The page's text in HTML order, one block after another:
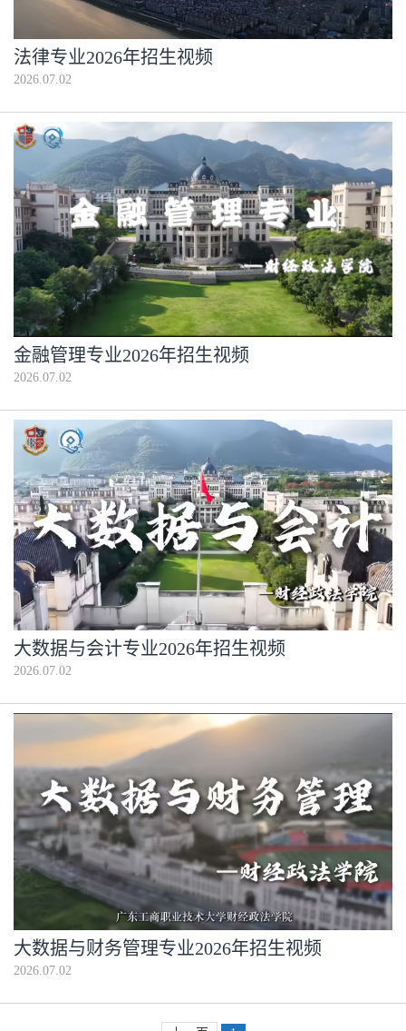
法律专业2026年招生视频
2026.07.02
金融管理专业2026年招生视频
2026.07.02
大数据与会计专业2026年招生视频
2026.07.02
大数据与财务管理专业2026年招生视频
2026.07.02